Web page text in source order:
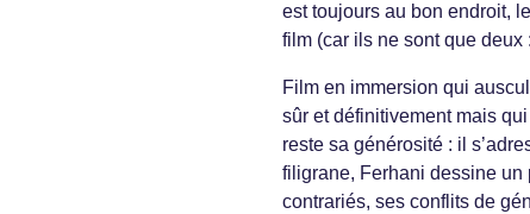
est toujours au bon endroit,
film (car ils ne sont que deux
Film en immersion qui
sûr et définitivement mais
reste sa générosité : il
filigrane, Ferhani dessine un
contrariés, ses conflits de